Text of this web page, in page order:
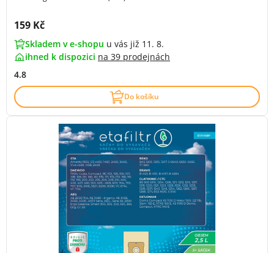
Cena s DPH:
159 Kč
Skladem v e-shopu u vás již 11. 8.
ihned k dispozici na 39 prodejnách
4.8
Do košíku